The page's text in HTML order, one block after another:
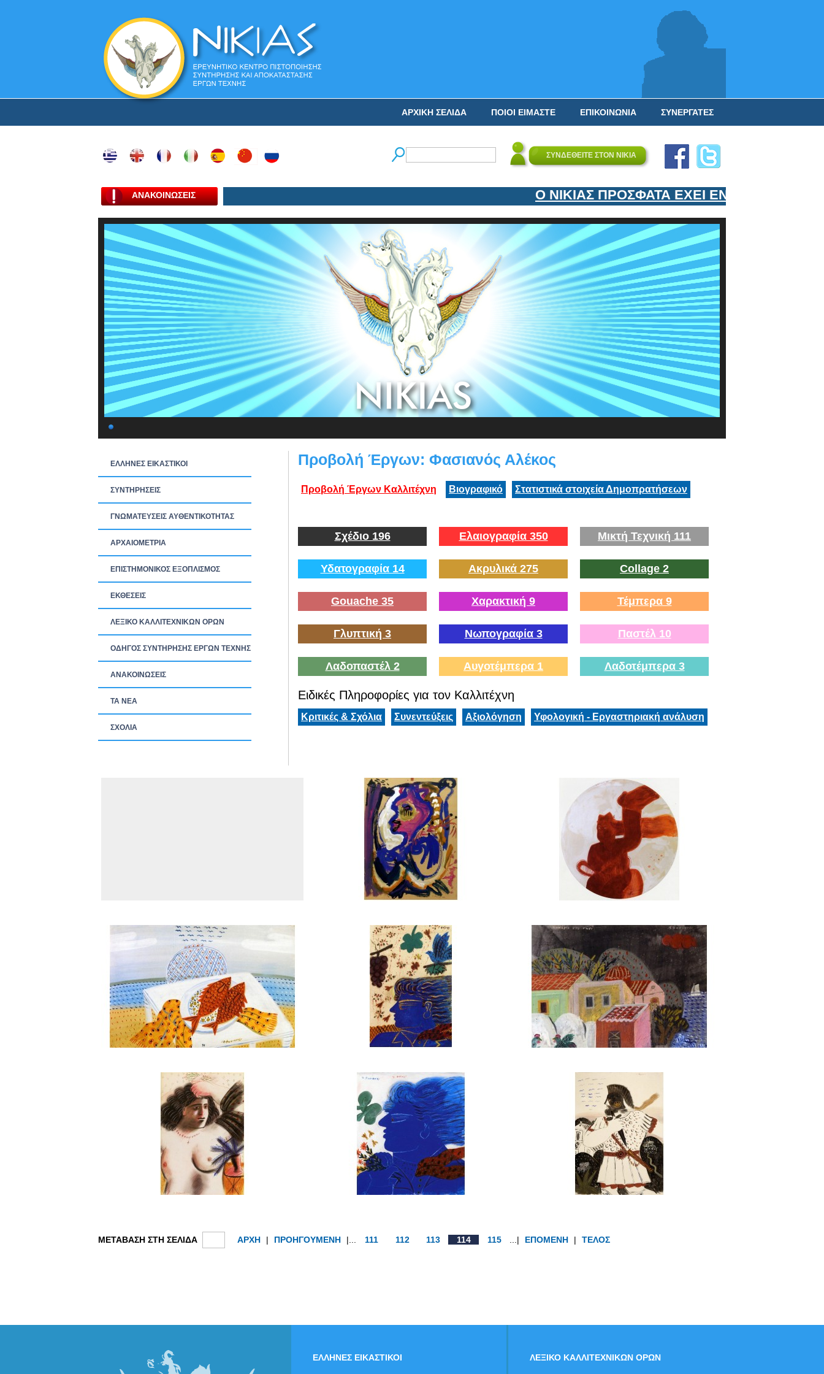
ΣΥΝΕΡΓΑΤΕΣ
ΕΠΙΚΟΙΝΩΝΙΑ
ΠΟΙΟΙ ΕΙΜΑΣΤΕ
ΑΡΧΙΚΗ ΣΕΛΙΔΑ
ΣΥΝΔΕΘΕΙΤΕ ΣΤΟΝ ΝΙΚΙΑ
ΑΝΑΚΟΙΝΩΣΕΙΣ Ο ΝΙΚΙΑΣ ΠΡΟΣΦΑΤΑ ΕΧΕΙ ΕΝΤΑΞΕΙ ΣΤΟΝ
ΕΛΛΗΝΕΣ ΕΙΚΑΣΤΙΚΟΙ
ΣΥΝΤΗΡΗΣΕΙΣ
ΓΝΩΜΑΤΕΥΣΕΙΣ ΑΥΘΕΝΤΙΚΟΤΗΤΑΣ
ΑΡΧΑΙΟΜΕΤΡΙΑ
ΕΠΙΣΤΗΜΟΝΙΚΟΣ ΕΞΟΠΛΙΣΜΟΣ
ΕΚΘΕΣΕΙΣ
ΛΕΞΙΚΟ ΚΑΛΛΙΤΕΧΝΙΚΩΝ ΟΡΩΝ
ΟΔΗΓΟΣ ΣΥΝΤΗΡΗΣΗΣ ΕΡΓΩΝ ΤΕΧΝΗΣ
ΑΝΑΚΟΙΝΩΣΕΙΣ
ΤΑ ΝEΑ
ΣΧΟΛΙΑ
Προβολή Έργων: Φασιανός Αλέκος
Προβολή Έργων Καλλιτέχνη Βιογραφικό Στατιστικά στοιχεία Δημοπρατήσεων
Σχέδιο 196 Ελαιογραφία 350 Μικτή Τεχνική 111
Υδατογραφία 14 Ακρυλικά 275 Collage 2
Gouache 35 Χαρακτική 9 Τέμπερα 9
Γλυπτική 3 Νωπογραφία 3 Παστέλ 10
Λαδοπαστέλ 2 Αυγοτέμπερα 1 Λαδοτέμπερα 3
Ειδικές Πληροφορίες για τον Καλλιτέχνη
Κριτικές & Σχόλια Συνεντεύξεις Αξιολόγηση Υφολογική - Εργαστηριακή ανάλυση
ΜΕΤΑΒΑΣΗ ΣΤΗ ΣΕΛΙΔΑ ΑΡΧΗ | ΠΡΟΗΓΟΥΜΕΝΗ |... 111 112 113 114 115 ...| ΕΠΟΜΕΝΗ | ΤΕΛΟΣ
ΕΛΛΗΝΕΣ ΕΙΚΑΣΤΙΚΟΙ ΛΕΞΙΚΟ ΚΑΛΛΙΤΕΧΝΙΚΩΝ ΟΡΩΝ